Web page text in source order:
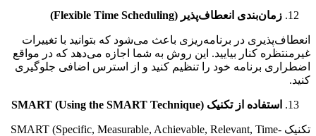
زمان‌بندی انعطاف‌پذیر (Flexible Time Scheduling
)
در برنامه‌ریزی باعث می‌شود که بتوانید با تغییرات
کنار بیایید. این روش به شما اجازه می‌دهد که در مواقع
برنامه خود را تنظیم کنید و از استرس اضافی جلوگیری
استفاده از تکنیکSMART (Using the SMART Technique)
تکنیک SMART (Specific, Measurable, Achievable, Relevant, Time-